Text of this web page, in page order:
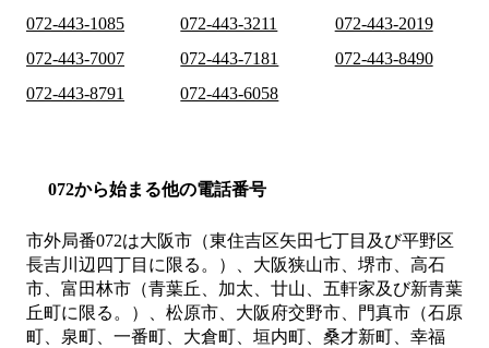
072-443-1085
072-443-3211
072-443-2019
072-443-7007
072-443-7181
072-443-8490
072-443-8791
072-443-6058
072から始まる他の電話番号
市外局番072は大阪市（東住吉区矢田七丁目及び平野区
長吉川辺四丁目に限る。）、大阪狭山市、堺市、高石
市、富田林市（青葉丘、加太、廿山、五軒家及び新青葉
丘町に限る。）、松原市、大阪府交野市、門真市（石原
町、泉町、一番町、大倉町、垣内町、桑才新町、幸福